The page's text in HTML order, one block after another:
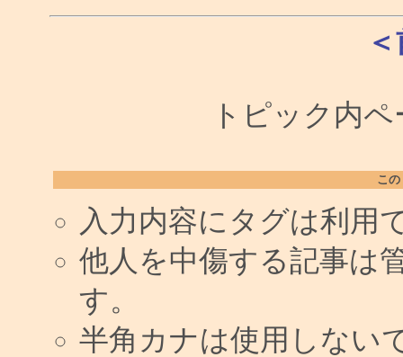
トピック内
こ
入力内容にタグは利用
他人を中傷する記事は
す。
半角カナは使用しない